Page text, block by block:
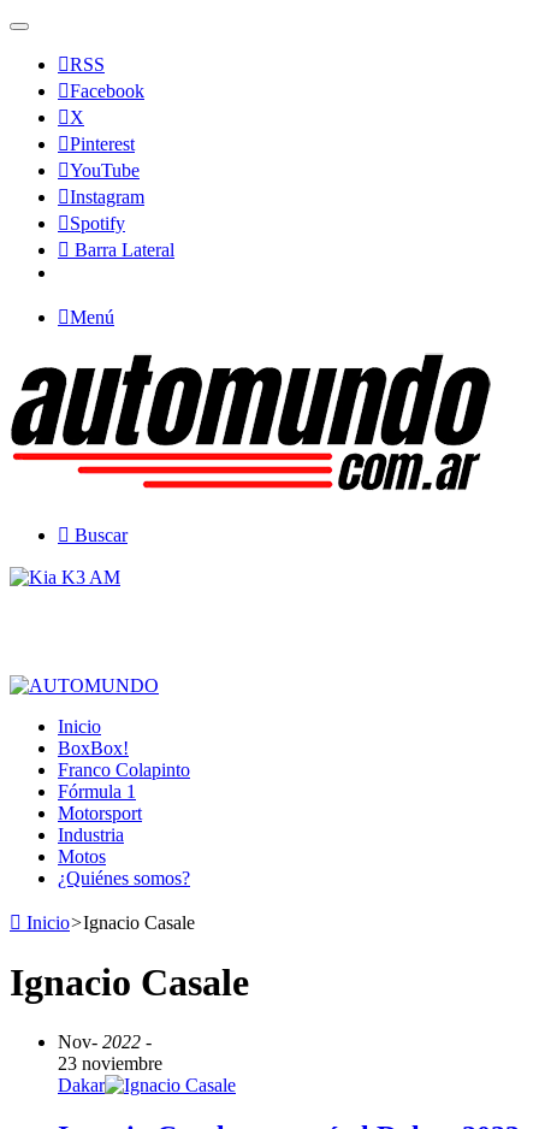
RSS
Facebook
X
Pinterest
YouTube
Instagram
Spotify
Barra Lateral
Menú
Buscar
Inicio
BoxBox!
Franco Colapinto
Fórmula 1
Motorsport
Industria
Motos
¿Quiénes somos?
Inicio>Ignacio Casale
Ignacio Casale
Nov- 2022 -
23 noviembre
Dakar